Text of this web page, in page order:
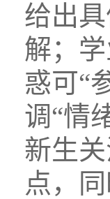
给出
解；
惑可“
调“情
新生
点，